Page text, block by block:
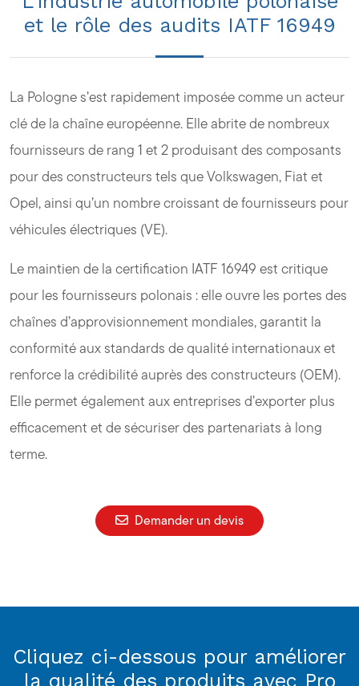
et le rôle des audits IATF 16949
La Pologne s’est rapidement imposée comme un acteur
clé de la chaîne européenne. Elle abrite de nombreux
fournisseurs de rang 1 et 2 produisant des composants
pour des constructeurs tels que Volkswagen, Fiat et
Opel, ainsi qu’un nombre croissant de fournisseurs pour
véhicules électriques (VE).
Le maintien de la certification IATF 16949 est critique
pour les fournisseurs polonais : elle ouvre les portes des
chaînes d’approvisionnement mondiales, garantit la
conformité aux standards de qualité internationaux et
renforce la crédibilité auprès des constructeurs (OEM).
Elle permet également aux entreprises d’exporter plus
efficacement et de sécuriser des partenariats à long
terme.
Demander un devis
Cliquez ci-dessous pour améliorer
la qualité des produits avec Pro